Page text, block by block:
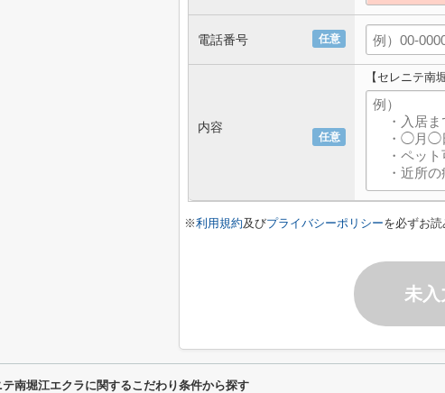
任意
電話番号
任意
内容
【セレニテ南
※利用規約及びプライバシーポリシーを必ずお
未
テ南堀江エクラに関するこだわり条件から探す